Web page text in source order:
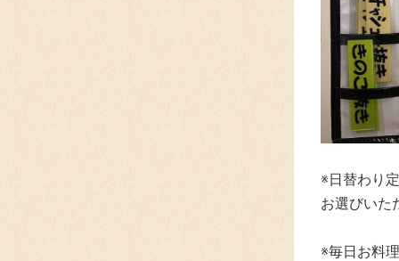
※日替わり
お選びいた
※毎日お料